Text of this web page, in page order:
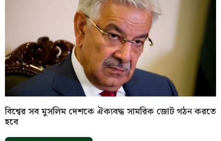
বিশ্বের সব মুসলিম দেশকে ঐক্যবদ্ধ সামরিক জোট গঠন করতে
হবে